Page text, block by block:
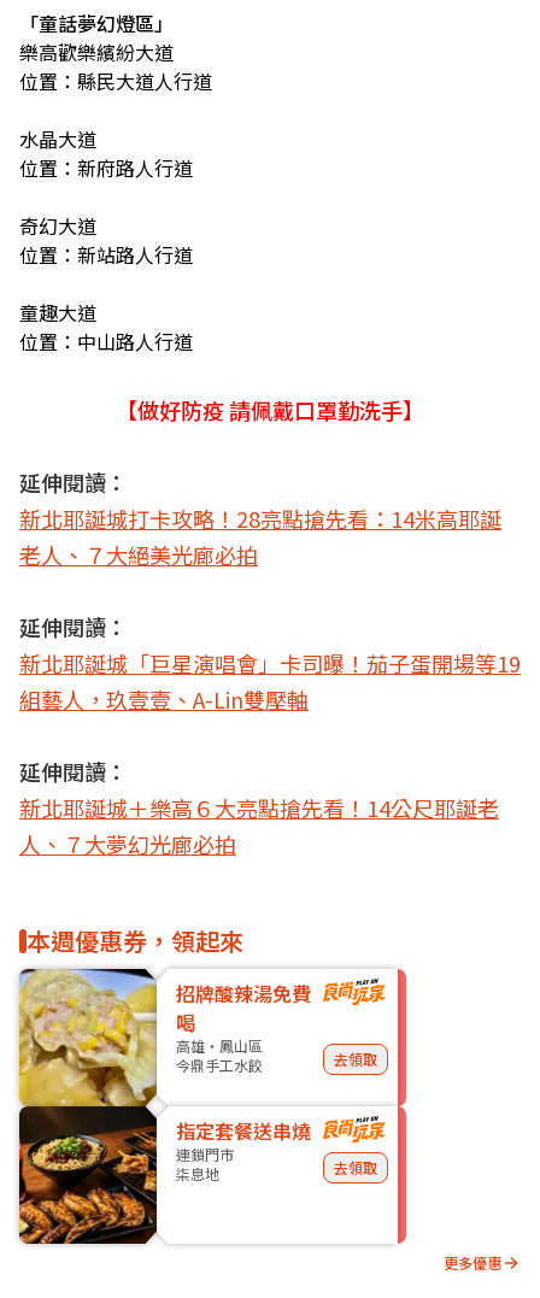
「童話夢幻燈區」
樂高歡樂繽紛大道
位置：縣民大道人行道
水晶大道
位置：新府路人行道
奇幻大道
位置：新站路人行道
童趣大道
位置：中山路人行道
【做好防疫 請佩戴口罩勤洗手】
延伸閱讀：
新北耶誕城打卡攻略！28亮點搶先看：14米高耶誕
老人、７大絕美光廊必拍
延伸閱讀：
新北耶誕城「巨星演唱會」卡司曝！茄子蛋開場等19
組藝人，玖壹壹、A-Lin雙壓軸
延伸閱讀：
新北耶誕城＋樂高６大亮點搶先看！14公尺耶誕老
人、７大夢幻光廊必拍
本週優惠券，領起來
招牌酸辣湯免費
喝
高雄・鳳山區
今鼎手工水餃
去領取
指定套餐送串燒
連鎖門市
柒息地
去領取
更多優惠